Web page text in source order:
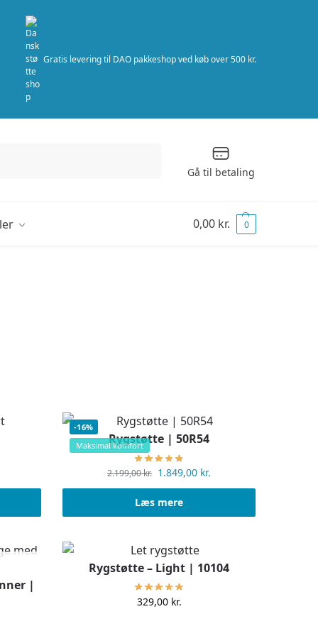
Gratis levering til DAO pakkeshop ved køb over 500 kr.
Gå til betaling
0,00 kr. 0
-16%
Maksimal komfortRygstøtte | 50R54
2.199,00kr. 1.849,00 kr.
Læs mere
|
Rygstøtte – Light | 10104
329,00 kr.